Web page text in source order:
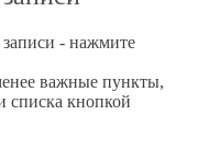
- нажмите
важные пункты,
списка кнопкой